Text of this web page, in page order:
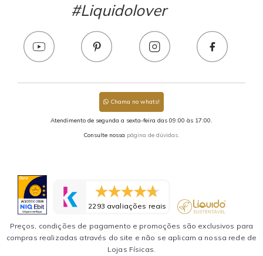
#Liquidolover
Chama no whats!
Atendimento de segunda a sexta-feira das 09:00 às 17:00.
Consulte nossa página de dúvidas.
2293 avaliações reais
Preços, condições de pagamento e promoções são exclusivos para
compras realizadas através do site e não se aplicam a nossa rede de
Lojas Físicas.